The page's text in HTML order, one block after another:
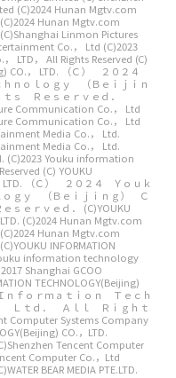
(C)2024 Hunan Mgtv.com
(C)2024 Hunan Mgtv.com
(C)Shanghai Linmon Pictures
Co.， Ltd (C)2023
LTD， All Rights Reserved (C)
CO.， LTD.
（Ｃ） ２０２４
ｎｏｌｏｇｙ （Ｂｅｉｊｉｎ
Ｒｅｓｅｒｖｅｄ．
Communication Co.， Ltd
Communication Co.， Ltd
Media Co.， Ltd.
Media Co.， Ltd.
(C)2023 Youku information
(C) YOUKU
（Ｃ） ２０２４ Ｙｏｕｋ
ｇｙ （Ｂｅｉｊｉｎｇ） Ｃ
ｅｒｖｅｄ． (C)YOUKU
(C)2024 Hunan Mgtv.com
(C)2024 Hunan Mgtv.com
(C)YOUKU INFORMATION
information technology
Shanghai GCOO
TECHNOLOGY(Beijing)
ｆｏｒｍａｔｉｏｎ Ｔｅｃｈ
Ｌｔｄ． Ａｌｌ Ｒｉｇｈｔ
Computer Systems Company
CO.，LTD.
Tencent Computer
Computer Co.，Ltd
BEAR MEDIA PTE.LTD.